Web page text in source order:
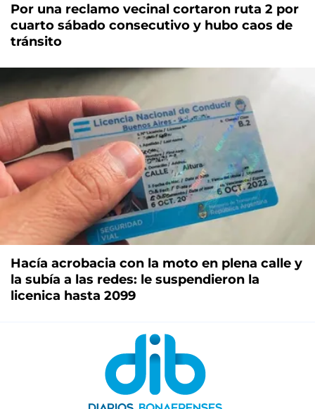
Por una reclamo vecinal cortaron ruta 2 por
cuarto sábado consecutivo y hubo caos de
tránsito
Hacía acrobacia con la moto en plena calle y
la subía a las redes: le suspendieron la
licenica hasta 2099